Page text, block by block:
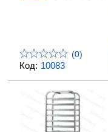
Код: 10083
(0)